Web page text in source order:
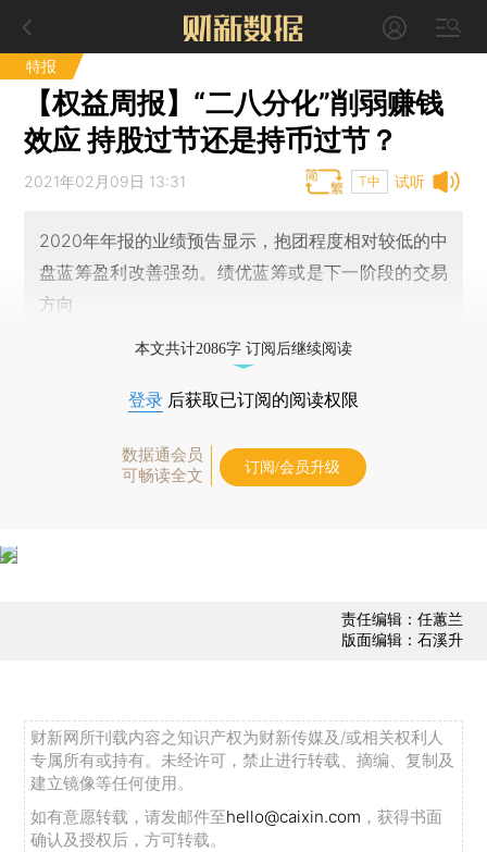
特报
【权益周报】“二八分化”削弱赚钱
效应 持股过节还是持币过节？
试听
2021年02月09日 13:31 T中
2020年年报的业绩预告显示，抱团程度相对较低的中
盘蓝筹盈利改善强劲。绩优蓝筹或是下一阶段的交易
方向
本文共计2086字 订阅后继续阅读
登录 后获取已订阅的阅读权限
数据通会员
可畅读全文
订阅/会员升级
责任编辑：任蕙兰
版面编辑：石溪升
财新网所刊载内容之知识产权为财新传媒及/或相关权利人
专属所有或持有。未经许可，禁止进行转载、摘编、复制及
建立镜像等任何使用。
如有意愿转载，请发邮件至hello@caixin.com ，获得书面
确认及授权后，方可转载。